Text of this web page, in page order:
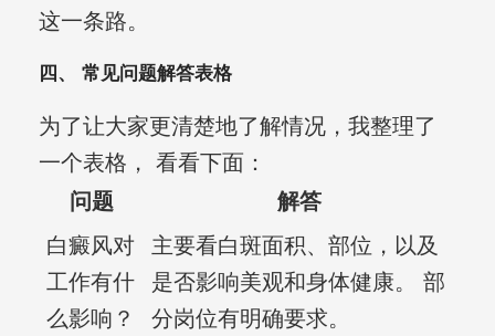
这一条路。
四、 常见问题解答表格
为了让大家更清楚地了解情况，我整理了
一个表格， 看看下面：
问题
解答
白癜风对
工作有什
么影响？
主要看白斑面积、部位，以及
是否影响美观和身体健康。 部
分岗位有明确要求。